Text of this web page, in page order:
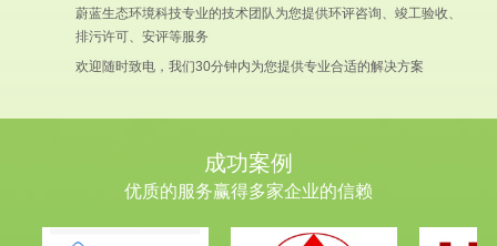
蔚蓝生态环境科技专业的技术团队为您提供环评咨询、竣工验收、
排污许可、安评等服务
欢迎随时致电，我们30分钟内为您提供专业合适的解决方案
成功案例
优质的服务赢得多家企业的信赖